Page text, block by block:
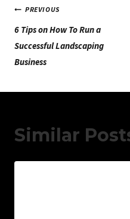
Navegação
De
Artigos
PREVIOUS
6 Tips on How To Run a
Successful Landscaping
Business
Similar